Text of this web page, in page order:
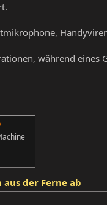
während eines
der Ferne ab